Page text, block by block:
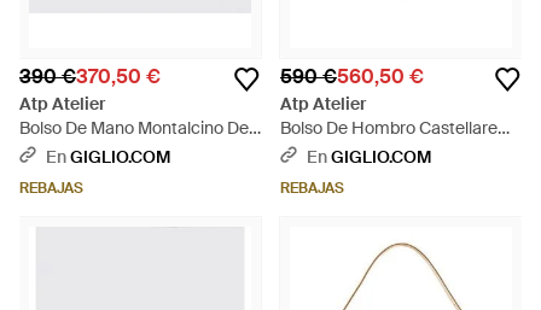
390 €370,50 €
Atp Atelier
Bolso De Mano Montalcino De
Piel - Marrón
EnGIGLIO.COM
REBAJAS
590 €560,50 €
Atp Atelier
Bolso De Hombro Castellare
De Ante - Negro
EnGIGLIO.COM
REBAJAS